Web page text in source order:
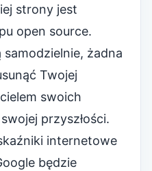
strony jest
open source.
żadna
Twojej
swoich
przyszłości.
internetowe
będzie